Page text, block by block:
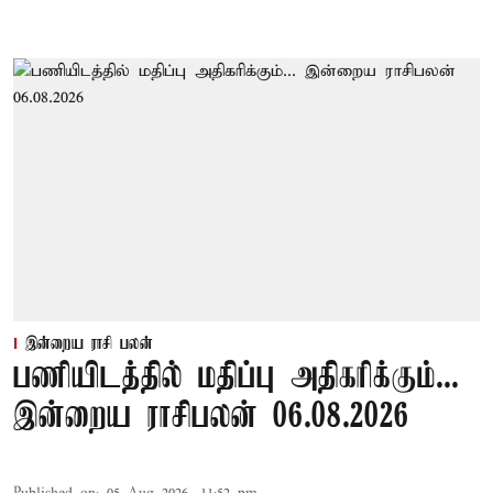
இன்றைய ராசி பலன்
பணியிடத்தில் மதிப்பு அதிகரிக்கும்...
இன்றைய ராசிபலன் 06.08.2026